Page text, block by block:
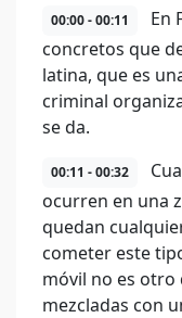
00:00 - 00:11
En
concretos que
latina, que es
criminal
se da.
00:11 - 00:32
ocurren en una
quedan
cometer este
móvil no es otro
mezcladas con